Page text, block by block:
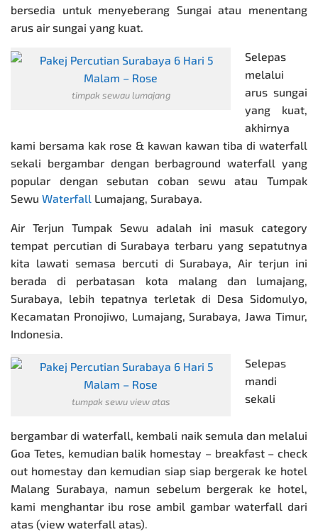
bersedia untuk menyeberang Sungai atau menentang
arus air sungai yang kuat.
timpak sewau lumajang
Selepas
melalui
arus sungai
yang kuat,
akhirnya
kami bersama kak rose & kawan kawan tiba di waterfall
sekali bergambar dengan berbaground waterfall yang
popular dengan sebutan coban sewu atau Tumpak
Sewu Waterfall Lumajang, Surabaya.
Air Terjun Tumpak Sewu adalah ini masuk category
tempat percutian di Surabaya terbaru yang sepatutnya
kita lawati semasa bercuti di Surabaya, Air terjun ini
berada di perbatasan kota malang dan lumajang,
Surabaya, lebih tepatnya terletak di Desa Sidomulyo,
Kecamatan Pronojiwo, Lumajang, Surabaya, Jawa Timur,
Indonesia.
tumpak sewu view atas
Selepas
mandi
sekali
bergambar di waterfall, kembali naik semula dan melalui
Goa Tetes, kemudian balik homestay – breakfast – check
out homestay dan kemudian siap siap bergerak ke hotel
Malang Surabaya, namun sebelum bergerak ke hotel,
kami menghantar ibu rose ambil gambar waterfall dari
atas (view waterfall atas).